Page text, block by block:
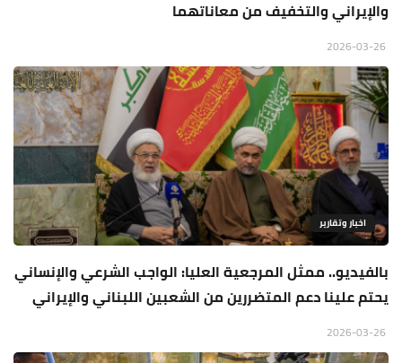
والإيراني والتخفيف من معاناتهما
اخبار وتقارير
بالفيديو.. ممثل المرجعية العليا: الواجب الشرعي والإنساني
يحتم علينا دعم المتضررين من الشعبين اللبناني والإيراني